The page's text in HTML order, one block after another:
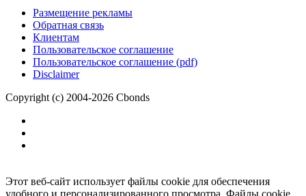
Размещение рекламы
Обратная связь
Клиентам
Пользовательское соглашение
Пользовательское соглашение (pdf)
Disclaimer
Copyright (c) 2004-2026 Cbonds
Этот веб-сайт использует файлы cookie для обеспечения
удобного и персонализированного просмотра. Файлы cookie